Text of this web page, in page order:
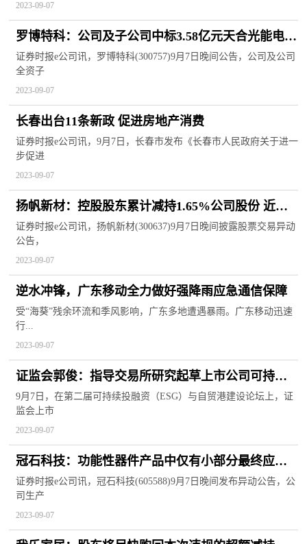
2023-09-07
罗博特科：公司及子公司中标3.58亿元天合光能电池
项目
证券时报e公司讯，罗博特科(300757)9月7日晚间公告，公司及公司
全资子
2023-09-07
长春出台11条新政 促进房地产消费
证券时报e公司讯，9月7日，长春市发布《长春市人民政府关于进一
步促进
2023-09-07
扬帆新材：控股股东累计减持1.65%公司股份 近三
日异动期间未减持
证券时报e公司讯，扬帆新材(300637)9月7日晚间披露股票交易异动
公告，
2023-09-07
逆水冲锋，广东移动全力做好强降雨应急通信保障
受“海葵”残余环流和季风影响，广东多地遭遇暴雨。广东移动迅速
行...
2023-09-07
证监会郭俊：指导交易所研究起草上市公司可持续
发展披露指引
9月7日，在第二届可持续投融资（ESG）与自贸港建设论坛上，证
监会上市
2023-09-07
冠石科技：功能性器件产品中仅有小部分最终应用
于华为手机
证券时报e公司讯，冠石科技(605588)9月7日晚间发布异动公告，公
司生产
2023-09-07